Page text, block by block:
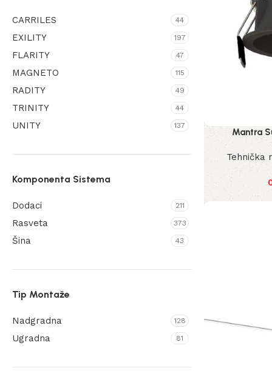
Mantra 1627
438
2112
Nordlux 997
17
94
CARRILES 44
EXILITY 197
FLARITY 47
MAGNETO 115
RADITY 49
TRINITY 44
UNITY 137
Komponenta Sistema
Dodaci 211
Rasveta 373
Šina 43
Tip Montaže
Nadgradna 128
Ugradna 81
Mantra
Tehnička